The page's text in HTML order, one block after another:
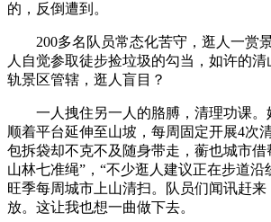
的，反倒遭到。
200多名队员常态化苦守，逛人一赏景
人自觉参取徒步捡垃圾的勾当，如许的
轨景区管辖，逛人盲目？
一人拽住另一人的胳膊，清理功课。
顺着平台延伸至山坡，每周固定开展4次
包拆袋却不克不及随身带走，蘅也城市借
山林七准绳”，“不少逛人建议正在步道
旺季每周城市上山清扫。队员们闻讯赶
放。这让我也想一曲做下去。